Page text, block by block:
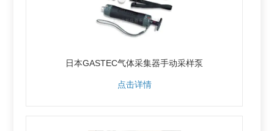
日本GASTEC气体采集器手动采样泵
点击详情